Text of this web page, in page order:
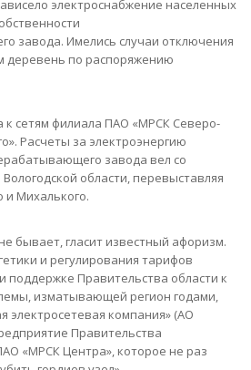
электроснабжение населенных
завода. Имелись случаи отключения
деревень по распоряжению
к сетям филиала ПАО «МРСК Северо-
Расчеты за электроэнергию
завода вел со
области, перевыставляя
и Михалького.
бывает, гласит известный афоризм.
и регулирования тарифов
поддержке Правительства области к
изматывающей регион годами,
электросетевая компания» (АО
Правительства
«МРСК Центра», которое не раз